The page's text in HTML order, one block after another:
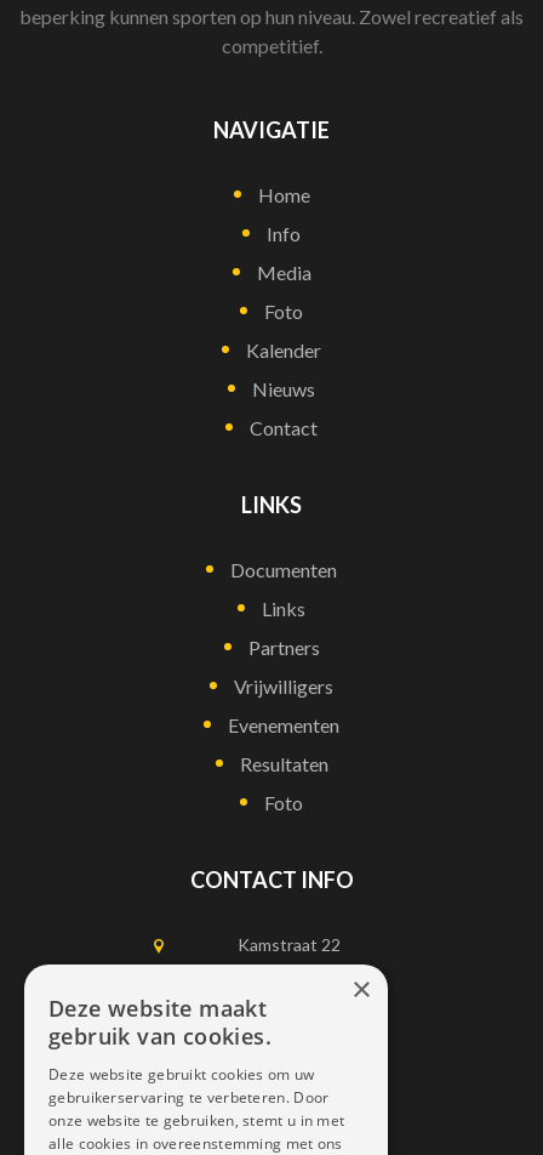
beperking kunnen sporten op hun niveau. Zowel recreatief als
competitief.
NAVIGATIE
Home
Info
Media
Foto
Kalender
Nieuws
Contact
LINKS
Documenten
Links
Partners
Vrijwilligers
Evenementen
Resultaten
Foto
CONTACT INFO
Kamstraat 22
1750 Lennik
0497452898
info@dais.be
×
Deze website maakt
gebruik van cookies.
Deze website gebruikt cookies om uw
gebruikerservaring te verbeteren. Door
onze website te gebruiken, stemt u in met
alle cookies in overeenstemming met ons